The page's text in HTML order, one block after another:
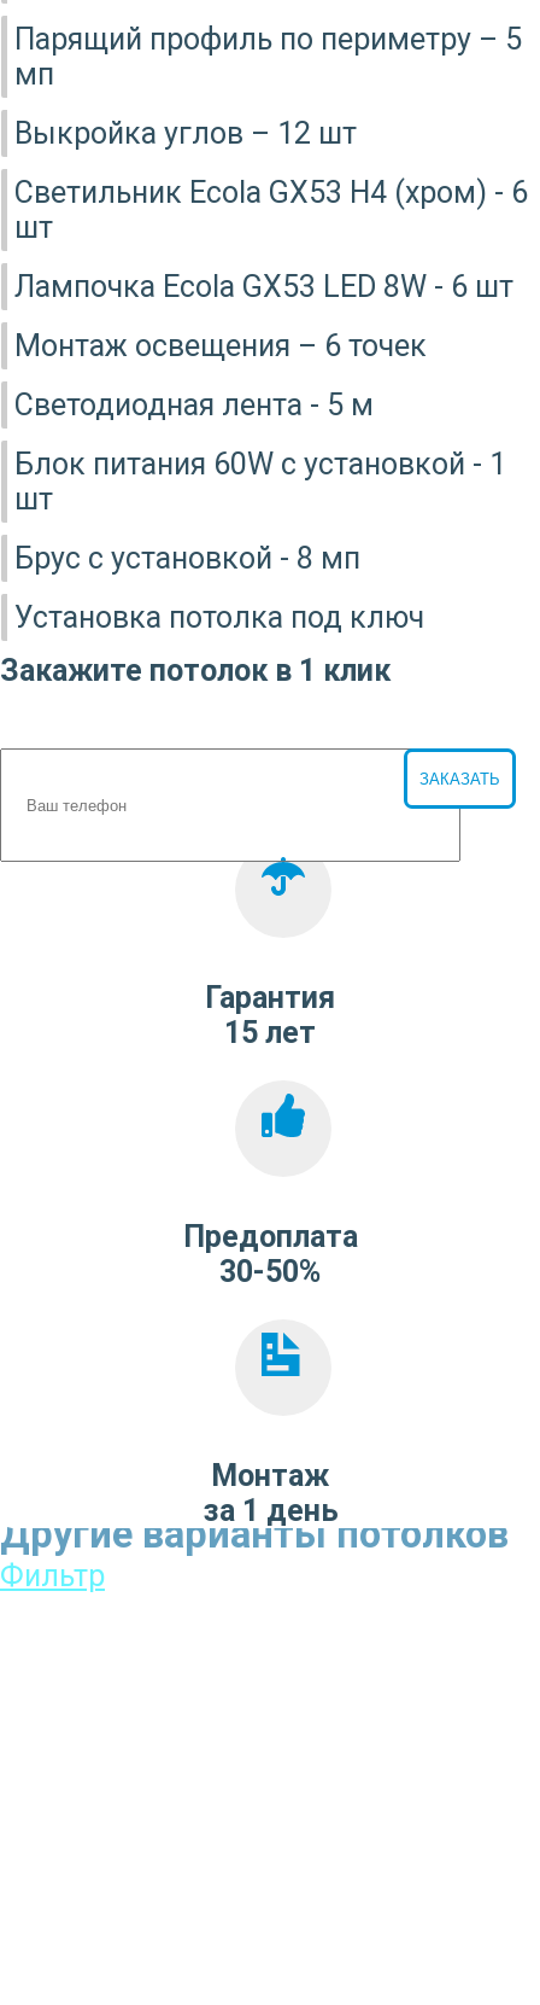
Парящий профиль по периметру – 5
мп
Выкройка углов – 12 шт
Светильник Ecola GX53 H4 (хром) - 6
шт
Лампочка Ecola GX53 LED 8W - 6 шт
Монтаж освещения – 6 точек
Светодиодная лента - 5 м
Блок питания 60W с установкой - 1
шт
Брус с установкой - 8 мп
Установка потолка под ключ
Закажите потолок в 1 клик
Гарантия
15 лет
Предоплата
30-50%
Монтаж
за 1 день
Фильтр
Другие варианты потолков